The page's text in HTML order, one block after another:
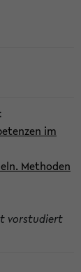
im
Methoden
vorstudiert